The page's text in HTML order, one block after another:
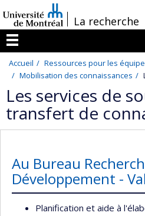
au
contenu
/La recherche
Menu
Accueil
Ressources pour les
Mobilisation des connaissances
Les services de
transfert de
Au Bureau
Développement -
Planification et aide à